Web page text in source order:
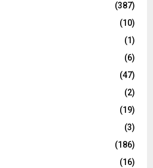
(387)
(10)
(1)
(6)
(47)
(2)
(19)
(3)
(186)
(16)